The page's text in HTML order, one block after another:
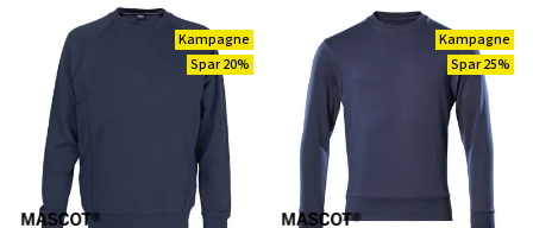
Kampagne
Spar 20%
Kampagne
Spar 25%